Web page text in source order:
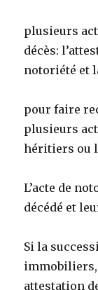
plusieurs
décès:
notoriété et
pour faire
plusieurs
héritiers ou
L’acte de
décédé et
Si la
attestation